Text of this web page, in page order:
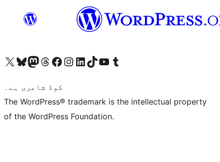
Visit our X (formerly Twitter) account
ہمارے بلیواسکائی اکاؤنٹ پر جائیں
Visit our Mastodon account
ہمارے ٹھریڈز اکاؤنٹ پر جائیں
Visit our Facebook page
Visit our Instagram account
Visit our LinkedIn account
ہمارے ٹک ٹاک اکاؤنٹ پر جائیں
Visit our YouTube channel
ہمارے ٹمبلر اکاؤنٹ پر جائیں
کوڈ شاعری ہے۔
The WordPress® trademark is the intellectual property
of the WordPress Foundation.